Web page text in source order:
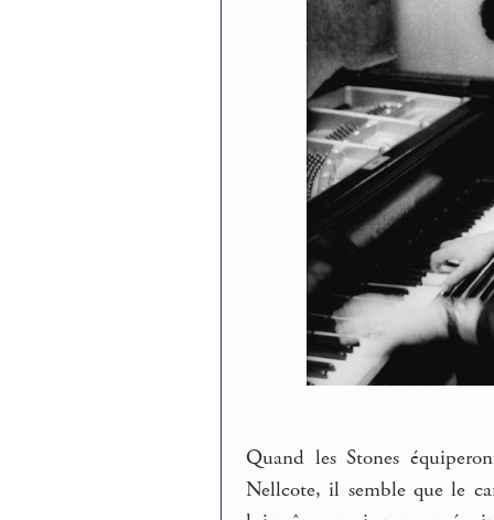
Quand les Stones
Nellcote, il semble que le